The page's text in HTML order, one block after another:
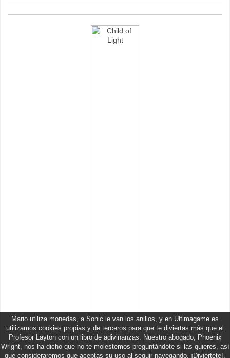
Mario utiliza monedas, a Sonic le van los anillos, y en Ultimagame.es
utilizamos cookies propias y de terceros para que te diviertas más que el
Profesor Layton con un libro de adivinanzas. Nuestro abogado, Phoenix
Wright, nos ha dicho que no te molestemos preguntándote si las quieres, así
que consideraremos que aceptas su uso al seguir navegando. ¡Diviértete!.